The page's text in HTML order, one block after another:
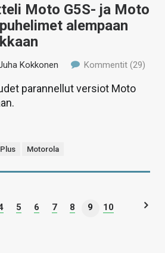
Moto G5S- ja Moto
alempaan
Kokkonen Kommentit (29)
parannellut versiot Moto
Motorola
5 6 7 8 9 10